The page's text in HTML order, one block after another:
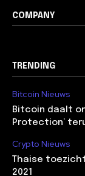
COMPANY
TRENDING
Bitcoin Nieuws
Bitcoin daalt
Protection’
Crypto Nieuws
Thaise
2021